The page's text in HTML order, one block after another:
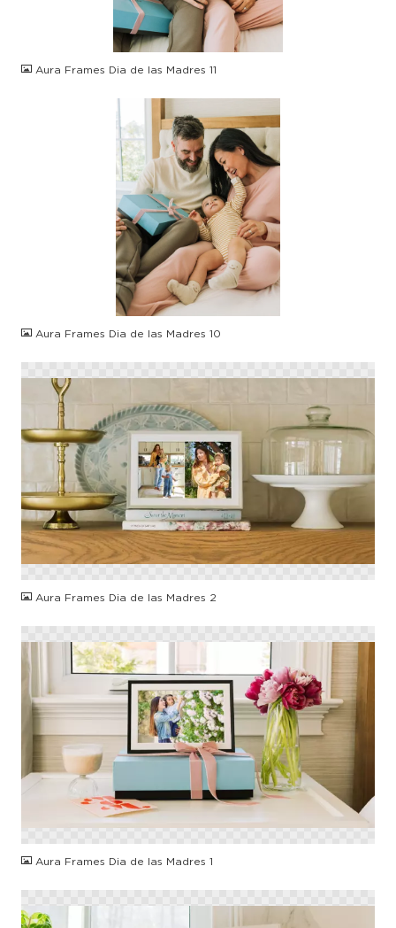
Aura Frames Dia de las Madres 11
Aura Frames Dia de las Madres 10
PNG
Aura Frames Dia de las Madres 2
PNG
Aura Frames Dia de las Madres 1